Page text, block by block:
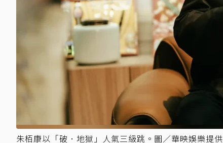
朱栢康以「破．地獄」人氣三級跳。圖／華映娛樂提供